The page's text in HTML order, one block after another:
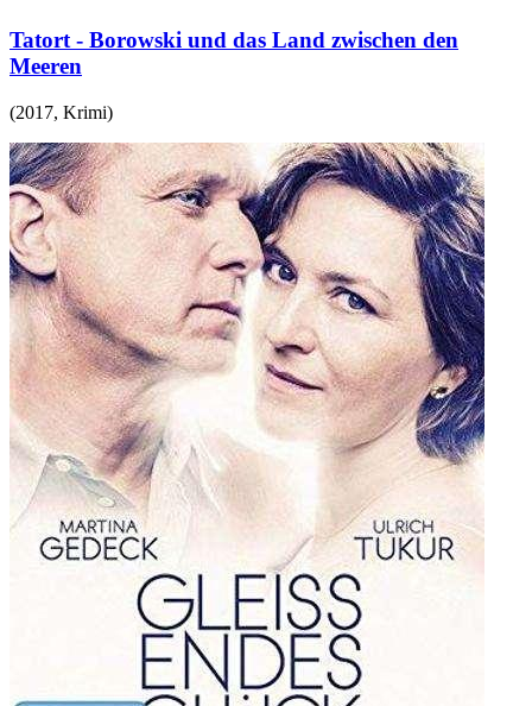
Tatort - Borowski und das Land zwischen den
Meeren
(2017, Krimi)